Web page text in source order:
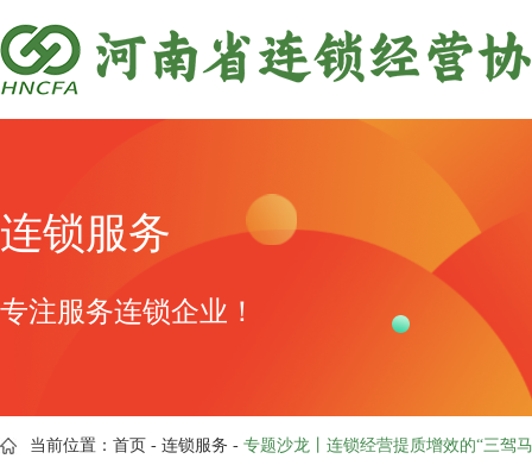
连锁服务
专注服务连锁企业！
当前位置： 首页 - 连锁服务 - 专题沙龙丨连锁经营提质增效的“三驾